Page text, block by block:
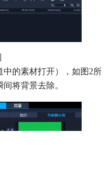
的素材打开），如图2所
将背景去除。